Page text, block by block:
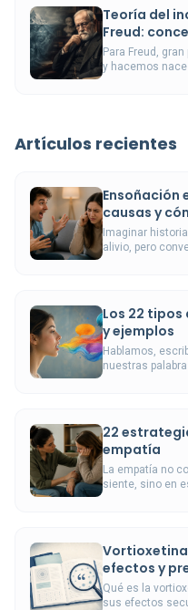
Teoría del
Freud:
Para Freud,
y hacemos
Artículos recientes
Ensoñación
causas y
Imaginar
alivio, pero
Los 22
y ejemplos
Hablamos,
nuestras
22
empatía
La empatía no
siente, sino en
efectos y
Qué es la
sus efectos